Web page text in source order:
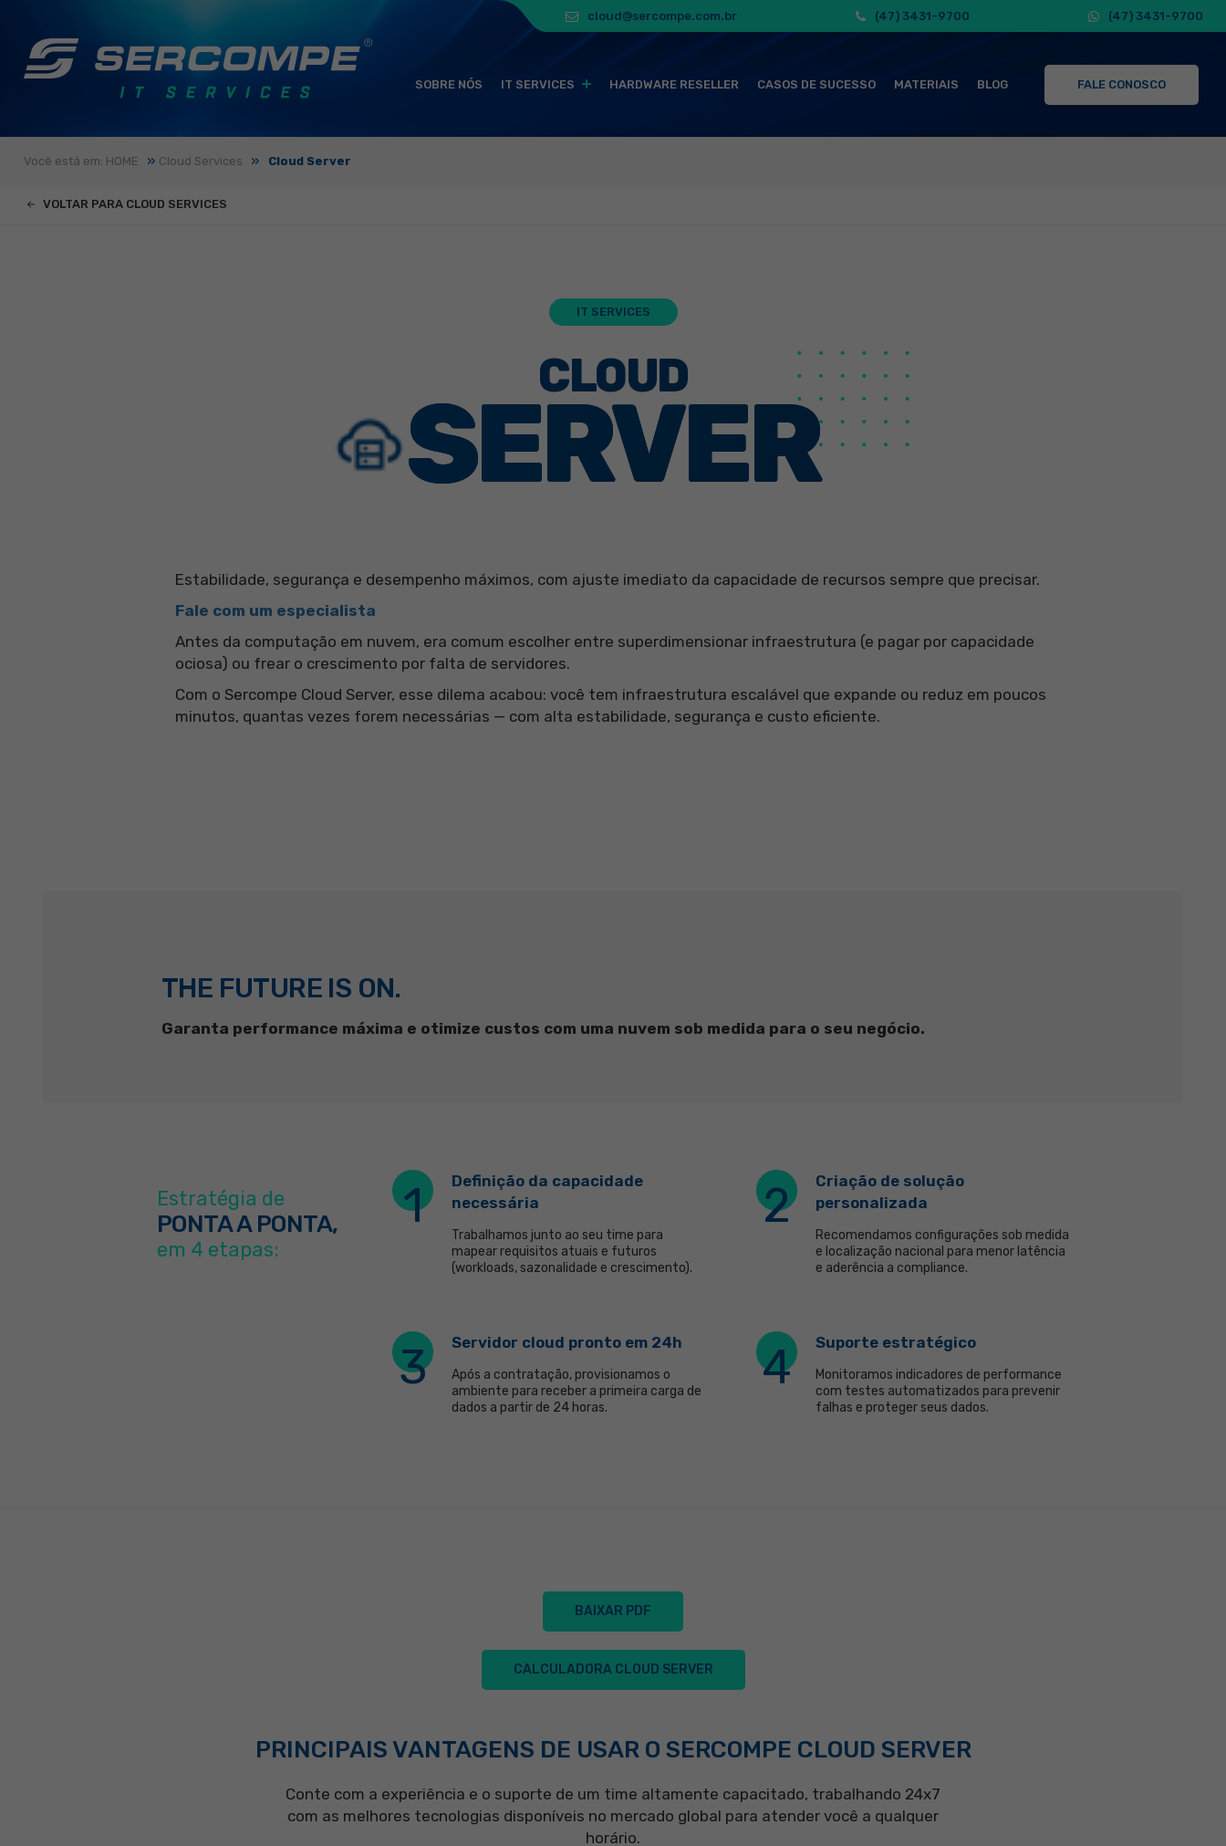
cloud@sercompe.com.br (47) 3431-9700 (47) 3431-9700
SOBRE NÓS IT SERVICES HARDWARE RESELLER CASOS DE SUCESSO MATERIAIS BLOG FALE CONOSCO
Você está em: HOME » Cloud Services » Cloud Server
VOLTAR PARA CLOUD SERVICES
IT SERVICES
CLOUD
SERVER
Estabilidade, segurança e desempenho máximos, com ajuste imediato da capacidade de recursos sempre que precisar.
Fale com um especialista
Antes da computação em nuvem, era comum escolher entre superdimensionar infraestrutura (e pagar por capacidade
ociosa) ou frear o crescimento por falta de servidores.
Com o Sercompe Cloud Server, esse dilema acabou: você tem infraestrutura escalável que expande ou reduz em poucos
minutos, quantas vezes forem necessárias — com alta estabilidade, segurança e custo eficiente.
THE FUTURE IS ON.
Garanta performance máxima e otimize custos com uma nuvem sob medida para o seu negócio.
Estratégia de
PONTA A PONTA,
em 4 etapas:
1
Definição da capacidade
necessária
Trabalhamos junto ao seu time para
mapear requisitos atuais e futuros
(workloads, sazonalidade e crescimento).
2
Criação de solução
personalizada
Recomendamos configurações sob medida
e localização nacional para menor latência
e aderência a compliance.
3 Servidor cloud pronto em 24h
Após a contratação, provisionamos o
ambiente para receber a primeira carga de
dados a partir de 24 horas.
4 Suporte estratégico
Monitoramos indicadores de performance
com testes automatizados para prevenir
falhas e proteger seus dados.
BAIXAR PDF
CALCULADORA CLOUD SERVER
PRINCIPAIS VANTAGENS DE USAR O SERCOMPE CLOUD SERVER
Conte com a experiência e o suporte de um time altamente capacitado, trabalhando 24x7
com as melhores tecnologias disponíveis no mercado global para atender você a qualquer
horário.